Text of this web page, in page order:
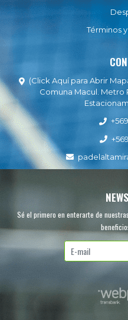
Términos
(Click Aquí para Abrir
Comuna Macul. Metro
Sé el primero en enterarte de